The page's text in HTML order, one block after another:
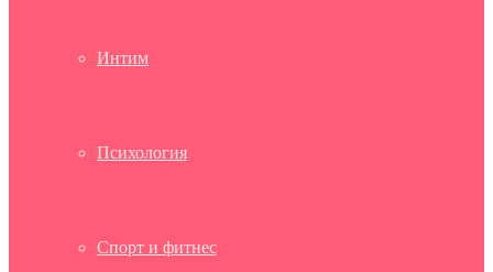
Интим
Психология
Спорт и фитнес